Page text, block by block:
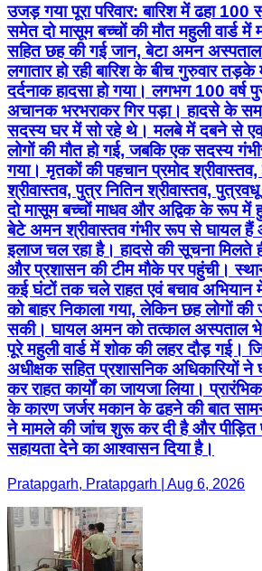
उजड़ गया पूरा परिवार: बारिश में ढहा 100
समेत दो मासूम बच्चों की मौत महुली वार्ड में
सहित छह की गई जान, बेटा अमन अस्पताल
लगातार हो रही बारिश के बीच गुरुवार तड़के
दर्दनाक हादसा हो गया। लगभग 100 वर्ष
अचानक भरभराकर गिर पड़ा। हादसे के
सदस्य घर में सो रहे थे। मलबे में दबने से एक
लोगों की मौत हो गई, जबकि एक सदस्य
गया। मृतकों की पहचान प्रमोद श्रीवास्तव,
श्रीवास्तव, पुत्र नितिन श्रीवास्तव, पुत्रवधू
दो मासूम बच्चों माधव और अद्विक के रूप में
बेटे अमन श्रीवास्तव गंभीर रूप से घायल
इलाज चल रहा है। हादसे की सूचना मिलते
और प्रशासन की टीम मौके पर पहुंची।
कई घंटों तक चले राहत एवं बचाव अभियान
को बाहर निकाला गया, लेकिन छह लोगों की
सकी। घायल अमन को तत्काल अस्पताल
पूरे महुली वार्ड में शोक की लहर दौड़ गई।
अधीक्षक सहित प्रशासनिक अधिकारियों ने
कर राहत कार्यों का जायजा लिया।
के कारण जर्जर मकान के ढहने की बात
ने मामले की जांच शुरू कर दी है और पीड़ित
सहायता देने का आश्वासन दिया है।
Pratapgarh, Pratapgarh | Aug 6, 2026